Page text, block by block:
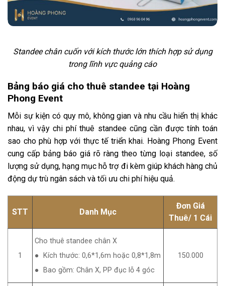
Standee chân cuốn với kích thước lớn thích hợp sử dụng
trong lĩnh vực quảng cáo
Bảng báo giá cho thuê standee tại Hoàng
Phong Event
Mỗi sự kiện có quy mô, không gian và nhu cầu hiển thị khác
nhau, vì vậy chi phí thuê standee cũng cần được tính toán
sao cho phù hợp với thực tế triển khai. Hoàng Phong Event
cung cấp bảng báo giá rõ ràng theo từng loại standee, số
lượng sử dụng, hạng mục hỗ trợ đi kèm giúp khách hàng chủ
động dự trù ngân sách và tối ưu chi phí hiệu quả.
STT Danh Mục
Đơn Giá
Thuê/ 1 Cái
1
Cho thuê standee chân X
● Kích thước: 0,6*1,6m hoặc 0,8*1,8m
● Bao gồm: Chân X, PP đục lỗ 4 góc
150.000